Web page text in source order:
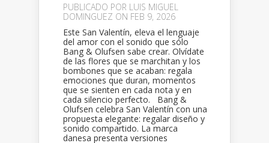
PUBLICADO POR LUIS MIGUEL
DOMINGUEZ ON FEB 9, 2026
Este San Valentín, eleva el lenguaje
del amor con el sonido que sólo
Bang & Olufsen sabe crear. Olvídate
de las flores que se marchitan y los
bombones que se acaban: regala
emociones que duran, momentos
que se sienten en cada nota y en
cada silencio perfecto. Bang &
Olufsen celebra San Valentín con una
propuesta elegante: regalar diseño y
sonido compartido. La marca
danesa presenta versiones